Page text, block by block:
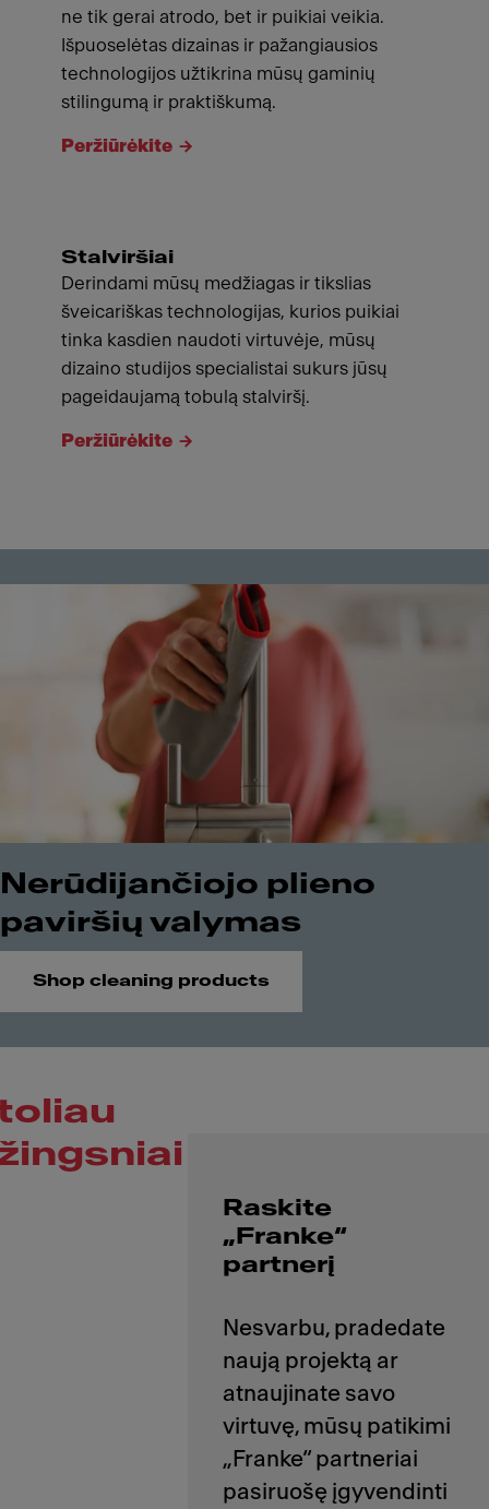
ne tik gerai atrodo, bet ir puikiai veikia.
Išpuoselėtas dizainas ir pažangiausios
technologijos užtikrina mūsų gaminių
stilingumą ir praktiškumą.
Peržiūrėkite
Stalviršiai
Derindami mūsų medžiagas ir tikslias
šveicariškas technologijas, kurios puikiai
tinka kasdien naudoti virtuvėje, mūsų
dizaino studijos specialistai sukurs jūsų
pageidaujamą tobulą stalviršį.
Peržiūrėkite
Nerūdijančiojo plieno
paviršių valymas
Shop cleaning products
Raskite
„Franke“
partnerį
Nesvarbu, pradedate
naują projektą ar
atnaujinate savo
virtuvę, mūsų patikimi
„Franke“ partneriai
pasiruošę įgyvendinti